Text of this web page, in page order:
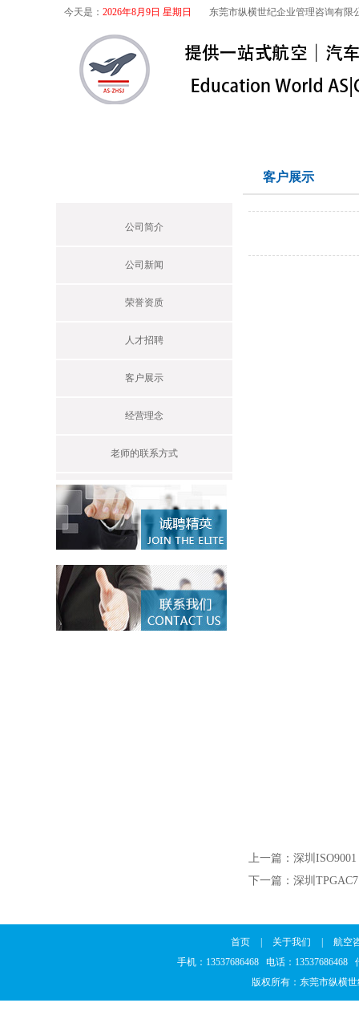
今天是： 2026年8月9日 星期日 东莞市纵横世纪企业管理咨询有限
公司简介
公司新闻
荣誉资质
人才招聘
客户展示
经营理念
老师的联系方式
客户展示
上一篇： 深圳
下一篇： 深圳
首页 关于我们
航空
手机：13537686468 电话：13537686468
版权所有：东莞市纵横